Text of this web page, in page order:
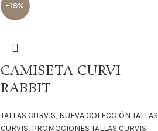
-18%
CAMISETA CURVI
RABBIT
TALLAS CURVIS, NUEVA COLECCIÓN TALLAS
CURVIS, PROMOCIONES TALLAS CURVIS